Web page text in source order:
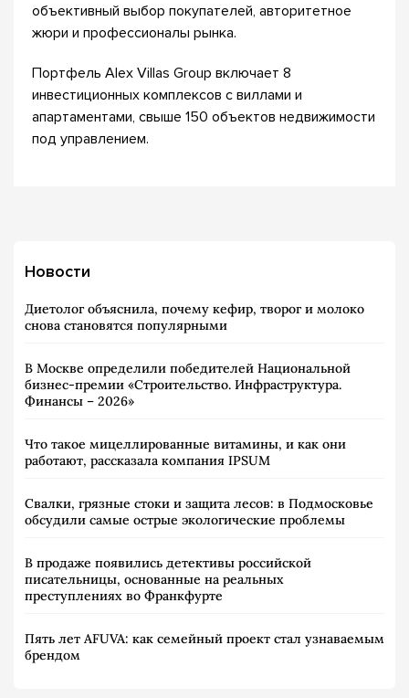
объективный выбор покупателей, авторитетное
жюри и профессионалы рынка.
Портфель Alex Villas Group включает 8
инвестиционных комплексов с виллами и
апартаментами, свыше 150 объектов недвижимости
под управлением.
Новости
Диетолог объяснила, почему кефир, творог и молоко
снова становятся популярными
В Москве определили победителей Национальной
бизнес-премии «Строительство. Инфраструктура.
Финансы – 2026»
Что такое мицеллированные витамины, и как они
работают, рассказала компания IPSUM
Свалки, грязные стоки и защита лесов: в Подмосковье
обсудили самые острые экологические проблемы
В продаже появились детективы российской
писательницы, основанные на реальных
преступлениях во Франкфурте
Пять лет AFUVA: как семейный проект стал узнаваемым
брендом